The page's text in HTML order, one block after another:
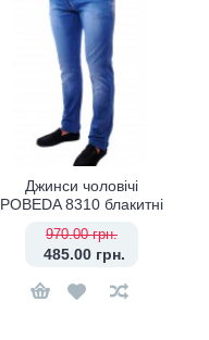
Джинси чоловічі
POBEDA 8310 блакитні
970.00 грн.
485.00 грн.